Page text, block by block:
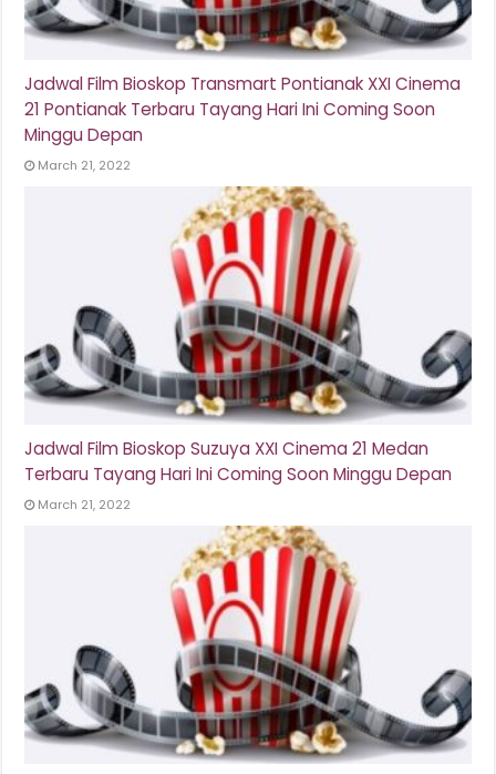
Jadwal Film Bioskop Transmart Pontianak XXI Cinema
21 Pontianak Terbaru Tayang Hari Ini Coming Soon
Minggu Depan
March 21, 2022
Jadwal Film Bioskop Suzuya XXI Cinema 21 Medan
Terbaru Tayang Hari Ini Coming Soon Minggu Depan
March 21, 2022